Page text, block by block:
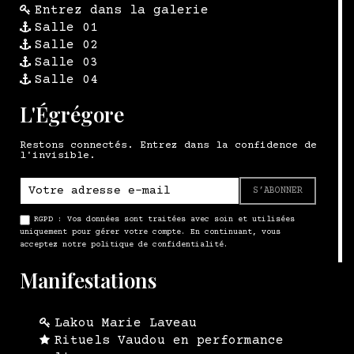
Entrez dans la galerie
Salle 01
Salle 02
Salle 03
Salle 04
L'Égrégore
Restons connectés. Entrez dans la confidence de
l'invisible.
S’ABONNER
RGPD : Vos données sont traitées avec soin et utilisées
uniquement pour gérer votre compte. En continuant, vous
acceptez notre politique de confidentialité.
Manifestations
Lakou Marie Laveau
Rituels Vaudou en performance